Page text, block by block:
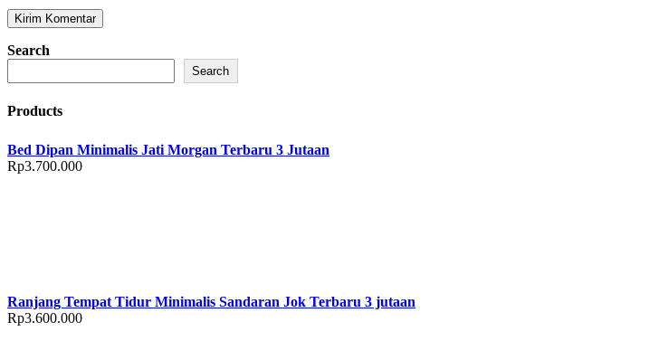
Search
Search
Products
Bed Dipan Minimalis Jati Morgan Terbaru 3 Jutaan
Rp3.700.000
Ranjang Tempat Tidur Minimalis Sandaran Jok Terbaru 3 jutaan
Rp3.600.000